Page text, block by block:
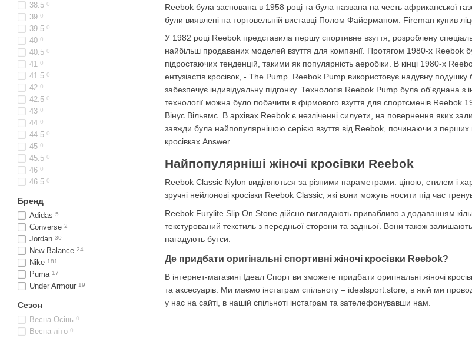
Reebok була заснована в 1958 році та була названа на честь африканської
були виявлені на торговельній виставці Полом Файерманом. Fireman купив
У 1982 році Reebok представила першу спортивне взуття, розроблену
найбільш продаваних моделей взуття для компанії. Протягом 1980-х Reebok
підростаючих тенденцій, такими як популярність аеробіки. В кінці 1980-х
ентузіастів кросівок, - The Pump. Reebok Pump використовує надувну
забезпечує індивідуальну підгонку. Технологія Reebok Pump була
технології можна було побачити в фірмового взуття для спортсменів
Вінус Вільямс. В архівах Reebok є незліченні силуети, на повернення яких
завжди була найпопулярнішою серією взуття від Reebok, починаючи з перших
кросівках Answer.
Найпопулярніші жіночі кросівки Reebok
Reebok Classic Nylon виділяються за різними параметрами: ціною, стилем і
зручні нейлонові кросівки Reebok Classic, які вони можуть носити під час
Reebok Furylite Slip On Stone дійсно виглядають привабливо з додаванням
текстурований текстиль з передньої сторони та задньої. Вони також
нагадують бутси.
Де придбати оригінальні спортивні жіночі кросівки Reebok?
В інтернет-магазині Ідеал Спорт ви зможете придбати оригінальні жіночі
та аксесуарів. Ми маємо інстаграм спільноту – idealsport.store, в якій ми
у нас на сайті, в нашій спільноті інстаграм та зателефонувавши нам.
38.5 0
39 0
39.5 0
40 0
40.5 0
41 0
41.5 0
42 0
42.5 0
43 0
44 0
44.5 0
45 0
45.5 0
46 0
46.5 0
Бренд
Adidas 5
Converse 2
Jordan 30
New Balance 24
Nike 181
Puma 17
Under Armour 19
Сезон
Весна-Осінь 0
Весна-літо 0